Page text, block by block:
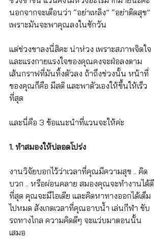
นอกจากจะเตือนว่า “อย่าเหลิง” “อย่าติดสุข”
เพราะมันจะพาคุณลงในซักวัน
แต่ช่วงขาลงนี่สิคะ น่าห่วง เพราะสภาพจิตใจ
และแรงกายแรงใจของคุณคงจะฝ่อลงตาม
เส้นกราฟที่มันทิ้งตัวลง ถ้าถึงช่วงนั้น หน้าที่
ของคุณก็คือ มีสติ และพาตัวเองให้ขึ้นให้เร็ว
ที่สุด
และนี่คือ 3 ข้อแนะนำที่แวนจะให้ค่ะ
1. ทำสมองให้ปลอดโปร่ง
งานวิจัยบอกไว้ว่าเวลาที่คุณมีความสุข .. คิด
บวก .. หรือผ่อนคลาย สมองคุณจะทำงานได้ดี
ที่สุด คุณจะมีไอเดีย และคิดหาทางออกได้เต็ม
ไปหมด สังเกตเวลาที่คุณอาบน้ำ เล่นกีฬา ขับ
รถทางไกล ความคิดดีๆ จะแว่บมาตอนนั้น
เสมอ